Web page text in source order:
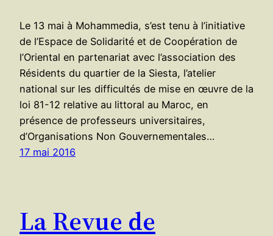
Le 13 mai à Mohammedia, s’est tenu à l’initiative
de l’Espace de Solidarité et de Coopération de
l’Oriental en partenariat avec l’association des
Résidents du quartier de la Siesta, l’atelier
national sur les difficultés de mise en œuvre de la
loi 81-12 relative au littoral au Maroc, en
présence de professeurs universitaires,
d’Organisations Non Gouvernementales…
17 mai 2016
La Revue de